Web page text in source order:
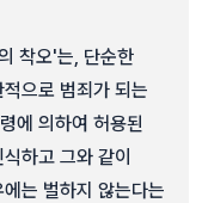
착오'는, 단순한
으로 범죄가 되는
에 의하여 허용된
하고 그와 같이
는 벌하지 않는다는